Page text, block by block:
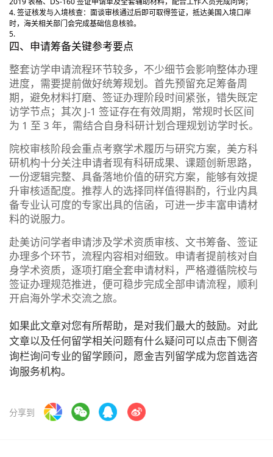
签证核发与入境核查：面谈审核通过后即可取得签证，抵达美国入境口岸
时，海关相关部门会完成基础信息核验。
四、申请筹备关键参考要点
整套访学申请流程环节较多，不少细节会影响整体办理
进度，需要提前做好统筹规划。首先预留充足筹备周
期，避免材料打磨、签证办理阶段时间紧张，错失既定
访学节点；其次 J-1 签证存在有效周期，常规时长区间
为 1 至 3 年，需结合自身科研计划合理规划访学时长。
院校审核阶段会重点考察学术履历与研究方案，美方科
研机构十分关注申请者现有科研成果、课题创新思路，
一份逻辑完整、具备落地价值的研究方案，能够有效提
升审核适配度。推荐人的选择同样值得斟酌，行业内具
备专业认可度的专家出具的信函，可进一步丰富申请材
料的说服力。
赴美访问学者申请涉及学术资质审核、文书筹备、签证
办理多个环节，流程内容相对细致。申请者提前核对自
身学术资质，逐项打磨全套申请材料，严格遵循院校与
签证办理规范推进，便可稳步完成全部申请流程，顺利
开启海外学术交流之旅。
如果此文章对您有所帮助，是对我们最大的鼓励。对此
文章以及任何留学相关问题有什么疑问可以点击下侧咨
询栏询问专业的留学顾问，愿金吉列留学成为您首选咨
询服务机构。
分享到